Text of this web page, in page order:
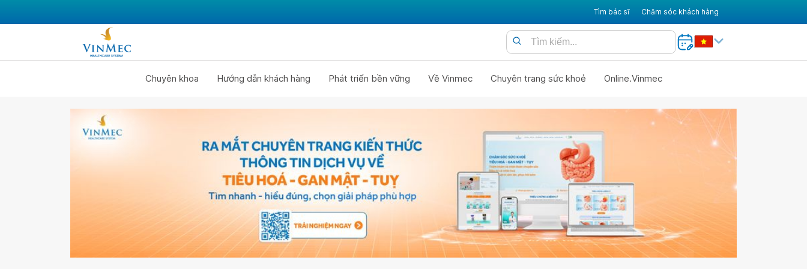
Tìm bác sĩ Chăm sóc khách hàng
Chuyên khoa Hướng dẫn khách hàng Phát triển bền vững Về Vinmec Chuyên trang sức khoẻ Online.Vinmec